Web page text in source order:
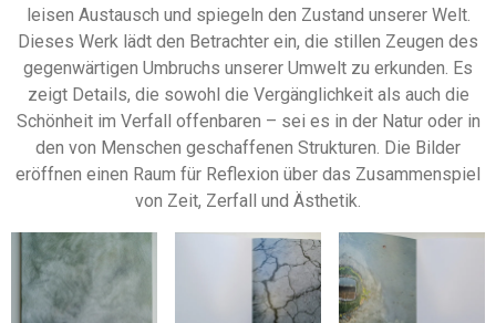
leisen Austausch und spiegeln den Zustand unserer Welt.
Dieses Werk lädt den Betrachter ein, die stillen Zeugen des
gegenwärtigen Umbruchs unserer Umwelt zu erkunden. Es
zeigt Details, die sowohl die Vergänglichkeit als auch die
Schönheit im Verfall offenbaren – sei es in der Natur oder in
den von Menschen geschaffenen Strukturen. Die Bilder
eröffnen einen Raum für Reflexion über das Zusammenspiel
von Zeit, Zerfall und Ästhetik.